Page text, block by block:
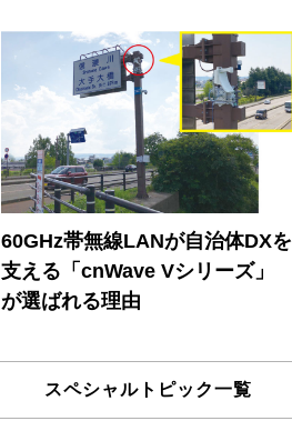
60GHz帯無線LANが自治体DXを
支える「cnWave Vシリーズ」
が選ばれる理由
スペシャルトピック一覧